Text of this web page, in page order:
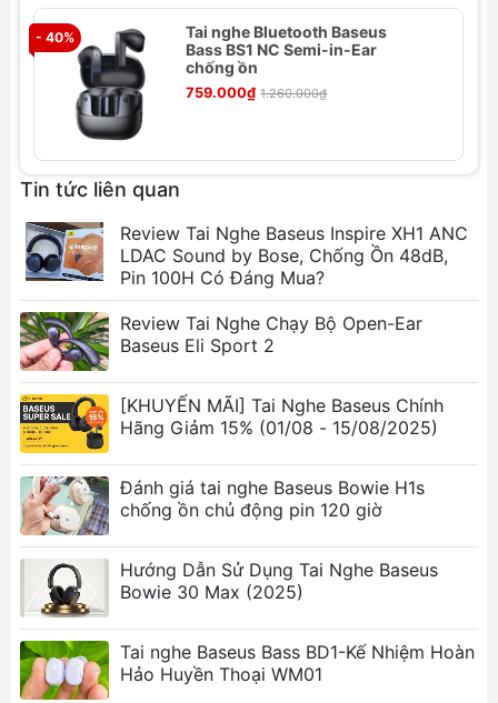
Thông số kỹ thuật của Tai nghe
Bluetooth Baseus W11
Thương hiệu: BASEUS
Tên sản phẩm: Baseus Wireless W11
Kết nối: Type-C
Số hiệu / số: W11
Vật liệu chèn tai nghe: Khác
Phiên bản Bluetooth: 5.0
Bán kính: 10mm
Dải tần số đáp ứng: 20 - 20000Hz
Tính năng nổi bật của Tai nghe
Bluetooth Baseus W11
Kết nối Bluetooth 5.0:
Đảm bảo kết nối ổn
định và nhanh chóng, mang lại trải nghiệm
nghe nhạc mượt mà.
Chống nước và chống bụi IP67:
các hoạt động ngoài trời và tập luyện thể
thao, bảo vệ tai nghe khỏi tác động của môi
trường.
Thiết kế nhỏ gọn và tiện lợi:Dễ dàng mang
theo bên mình, phù hợp với mọi phong cách.
- 40%
Tai nghe Bluetooth Baseus
Bass BS1 NC Semi-in-Ear
chống ồn
759.000₫ 1.260.000₫
Tin tức liên quan
Review Tai Nghe Baseus Inspire XH1 ANC
LDAC Sound by Bose, Chống Ồn 48dB,
Pin 100H Có Đáng Mua?
Review Tai Nghe Chạy Bộ Open-Ear
Baseus Eli Sport 2
[KHUYẾN MÃI] Tai Nghe Baseus Chính
Hãng Giảm 15% (01/08 - 15/08/2025)
Đánh giá tai nghe Baseus Bowie H1s
chống ồn chủ động pin 120 giờ
Hướng Dẫn Sử Dụng Tai Nghe Baseus
Bowie 30 Max (2025)
Tai nghe Baseus Bass BD1-Kế Nhiệm Hoàn
Hảo Huyền Thoại WM01